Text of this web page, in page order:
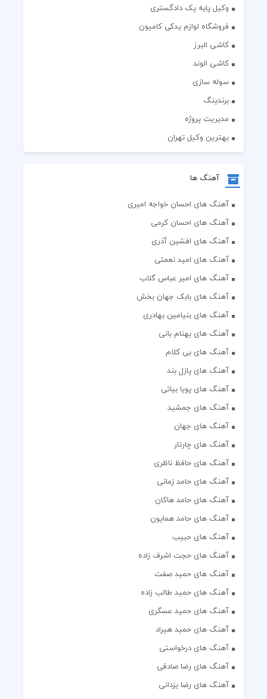
وکیل پایه یک دادگستری
فروشگاه لوازم یدکی کامیون
کاشی البرز
کاشی الوند
سوله سازی
برندینگ
مدیریت پروژه
بهترین وکیل تهران
آهنگ ها
آهنگ های احسان خواجه امیری
آهنگ های احسان کرمی
آهنگ های افشین آذری
آهنگ های امید نعمتی
آهنگ های امیر عباس گلاب
آهنگ های بابک جهان بخش
آهنگ های بنیامین بهادری
آهنگ های بهنام بانی
آهنگ های بی کلام
آهنگ های پازل بند
آهنگ های پویا بیاتی
آهنگ های جمشید
آهنگ های جهان
آهنگ های چارتار
آهنگ های حافظ ناظری
آهنگ های حامد زمانی
آهنگ های حامد هاکان
آهنگ های حامد همایون
آهنگ های حبیب
آهنگ های حجت اشرف زاده
آهنگ های حمید صفت
آهنگ های حمید طالب زاده
آهنگ های حمید عسگری
آهنگ های حمید هیراد
آهنگ های درخواستی
آهنگ های رضا صادقی
آهنگ های رضا یزدانی